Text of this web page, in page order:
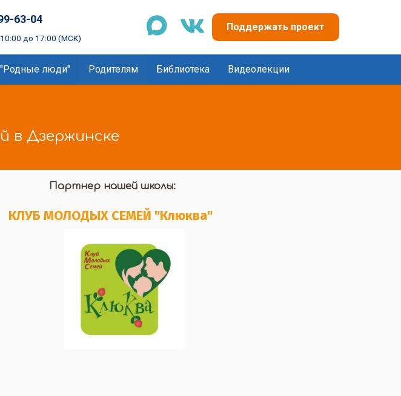
63-04
до 17:00 (МСК)
max
Поддержать проект
люди" Родителям Библиотека Видеолекции
в Дзержинске
Партнер нашей школы:
КЛУБ МОЛОДЫХ СЕМЕЙ "Клюква"